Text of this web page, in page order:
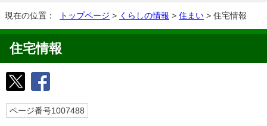
現在の位置： トップページ > くらしの情報 > 住まい > 住宅情報
住宅情報
ページ番号1007488